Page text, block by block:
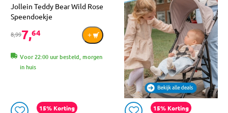
Jollein Teddy Bear Wild Rose
Speendoekje
8,997,64
Voor 22:00 uur besteld, morgen
in huis
15% Korting 15% Korting